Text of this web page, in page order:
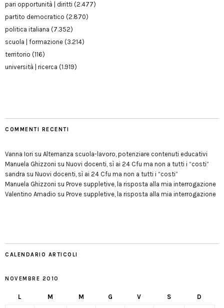
pari opportunità | diritti (2.477)
partito democratico (2.870)
politica italiana (7.352)
scuola | formazione (3.214)
territorio (116)
università | ricerca (1.919)
COMMENTI RECENTI
Vanna Iori su Alternanza scuola-lavoro, potenziare contenuti educativi
Manuela Ghizzoni su Nuovi docenti, sì ai 24 Cfu ma non a tutti i “costi”
sandra su Nuovi docenti, sì ai 24 Cfu ma non a tutti i “costi”
Manuela Ghizzoni su Prove suppletive, la risposta alla mia interrogazione
Valentino Amadio su Prove suppletive, la risposta alla mia interrogazione
CALENDARIO ARTICOLI
NOVEMBRE 2010
L M M G V S D